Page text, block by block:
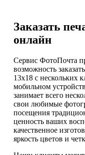
Заказать
онлайн
Сервис ФотоПочта
возможность
13х18 с нескольких
мобильном
занимает всего
свои любимые
посещения
ценность ваших
качественное
яркость цветов и